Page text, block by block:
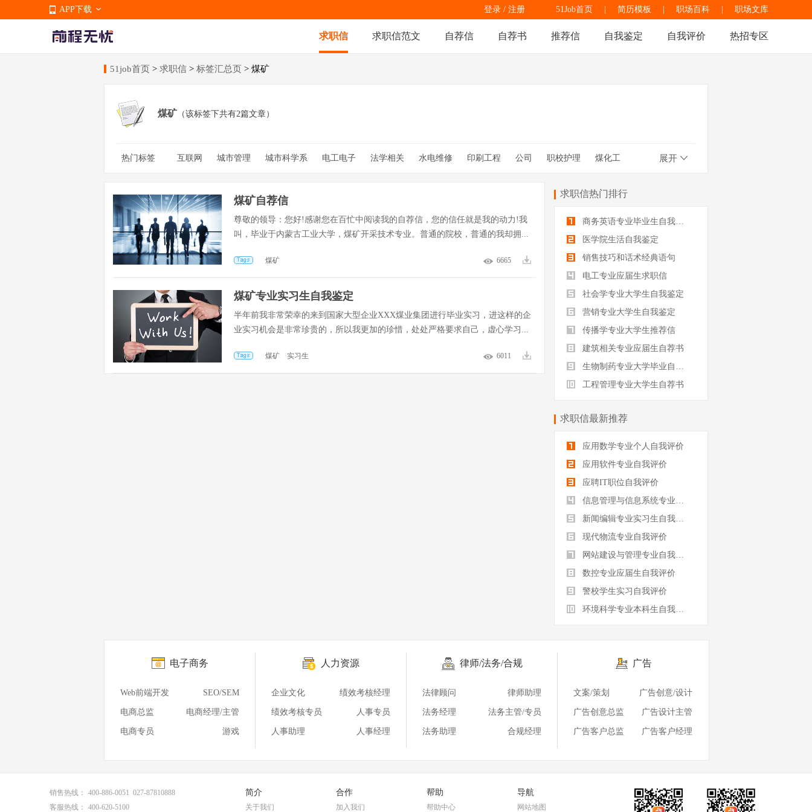
APP下载 51Job首页 简历模板 职场百科 职场文库
登录 / 注册
求职信 求职信范文 自荐信 自荐书 推荐信 自我鉴定 自我评价 热招专区
51job首页 > 求职信 > 标签汇总页 > 煤矿
煤矿 （该标签下共有2篇文章）
热门标签 互联网 城市管理 城市科学系 电工电子 法学相关 水电维修 印刷工程 公司 职校护理 煤化工
职业技校 考研 通信技术
展开
煤矿自荐信
尊敬的领导：您好!感谢您在百忙中阅读我的自荐信，您的信任就是我的动力!我
叫，毕业于内蒙古工业大学，煤矿开采技术专业。普通的院校，普通的我却拥...
煤矿 6665
煤矿专业实习生自我鉴定
半年前我非常荣幸的来到国家大型企业XXX煤业集团进行毕业实习，进这样的企
业实习机会是非常珍贵的，所以我更加的珍惜，处处严格要求自己，虚心学习...
煤矿 实习生 6011
求职信热门排行
商务英语专业毕业生自我鉴定
医学院生活自我鉴定
销售技巧和话术经典语句
电工专业应届生求职信
社会学专业大学生自我鉴定
营销专业大学生自我鉴定
传播学专业大学生推荐信
建筑相关专业应届生自荐书
生物制药专业大学毕业自我评价
工程管理专业大学生自荐书
求职信最新推荐
应用数学专业个人自我评价
应用软件专业自我评价
应聘IT职位自我评价
信息管理与信息系统专业自我评价
新闻编辑专业实习生自我评价
现代物流专业自我评价
网站建设与管理专业自我评价
数控专业应届生自我评价
警校学生实习自我评价
环境科学专业本科生自我评价
电子商务
Web前端开发 SEO/SEM
电商总监 电商经理/主管
电商专员 游戏
人力资源
企业文化 绩效考核经理
绩效考核专员 人事专员
人事助理 人事经理
律师/法务/合规
法律顾问 律师助理
法务经理 法务主管/专员
法务助理 合规经理
广告
文案/策划 广告创意/设计
广告创意总监 广告设计主管
广告客户总监 广告客户经理
销售热线：
400-886-0051 027-87810888
客服热线：
400-620-5100
简介
关于我们
合作
加入我们
帮助
帮助中心
导航
网站地图